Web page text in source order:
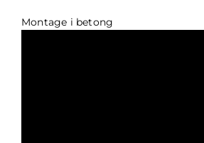
Montage i betong